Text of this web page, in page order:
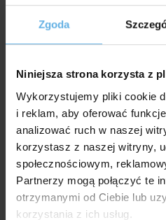
Zgoda
Niniejsza strona korzysta z
Wykorzystujemy pliki cookie
i reklam, aby oferować
analizować ruch w naszej
korzystasz z naszej witryny,
społecznościowym,
Partnerzy mogą połączyć te
otrzymanymi od Ciebie lub
korzystania z ich usług.